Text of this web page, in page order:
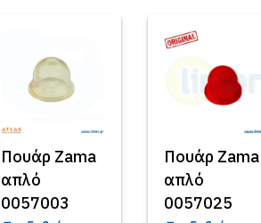
Πουάρ Zama
απλό
0057003
Πουάρ Zama
απλό
0057025